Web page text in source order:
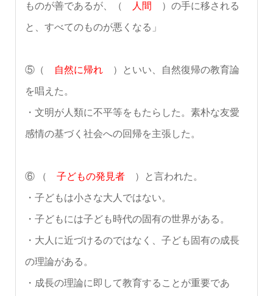
ものが善であるが、（ 人間 ）の手に移される
と、すべてのものが悪くなる」
⑤（ 自然に帰れ）といい、自然復帰の教育論
を唱えた。
・文明が人類に不平等をもたらした。素朴な友愛
感情の基づく社会への回帰を主張した。
⑥ （ 子どもの発見者）と言われた。
・子どもは小さな大人ではない。
・子どもには子ども時代の固有の世界がある。
・大人に近づけるのではなく、子ども固有の成長
の理論がある。
・成長の理論に即して教育することが重要であ